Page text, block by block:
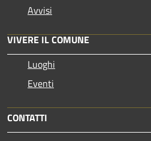
Avvisi
VIVERE IL COMUNE
Luoghi
Eventi
CONTATTI